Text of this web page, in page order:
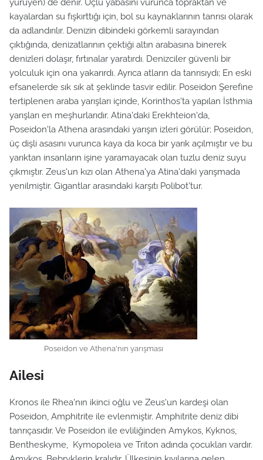
yürüyen) de denir. Üçlü yabasını vurunca topraktan ve
kayalardan su fışkırttığı için, bol su kaynaklarının tanrısı olarak
da adlandırılır. Denizin dibindeki görkemli sarayından
çıktığında, denizatlarının çektiği altın arabasına binerek
denizleri dolaşır, fırtınalar yaratırdı. Denizciler güvenli bir
yolculuk için ona yakarırdı. Ayrıca atların da tanrısıydı; En eski
efsanelerde sık sık at şeklinde tasvir edilir. Poseidon Şerefine
tertiplenen araba yarışları içinde, Korinthos'ta yapılan İsthmia
yarışları en meşhurlarıdır. Atina'daki Erekhteion'da,
Poseidon'la Athena arasındaki yarışın izleri görülür; Poseidon,
üç dişli asasını vurunca kaya da koca bir yarık açılmıştır ve bu
yarıktan insanların işine yaramayacak olan tuzlu deniz suyu
çıkmıştır. Zeus'un kızı olan Athena'ya Atina'daki yarışmada
yenilmiştir. Gigantlar arasındaki karşıtı Polibot'tur.
Poseidon ve Athena'nın yarışması
Ailesi
Kronos ile Rhea'nın ikinci oğlu ve Zeus'un kardeşi olan
Poseidon, Amphitrite ile evlenmiştir. Amphitrite deniz dibi
tanrıçasıdır. Ve Poseidon ile evliliğinden Amykos, Kyknos,
Bentheskyme, Kymopoleia ve Triton adında çocukları vardır.